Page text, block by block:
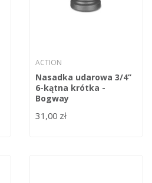
ACTION
Nasadka udarowa 3/4’’
6-kątna krótka -
Bogway
31,00 zł